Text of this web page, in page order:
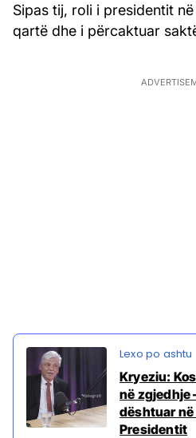
Sipas tij, roli i presidentit
qartë dhe i përcaktuar
Kryeziu:
në zgjedhje
dështuar
Presidentit